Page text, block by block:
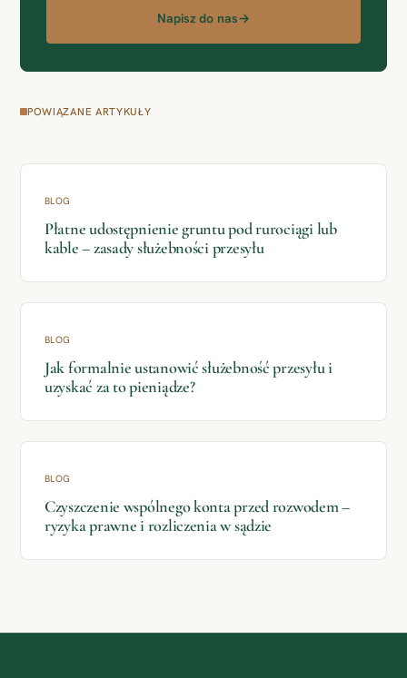
Napisz do nas→
POWIĄZANE ARTYKUŁY
BLOG
Płatne udostępnienie gruntu pod rurociągi lub
kable – zasady służebności przesyłu
BLOG
Jak formalnie ustanowić służebność przesyłu i
uzyskać za to pieniądze?
BLOG
Czyszczenie wspólnego konta przed rozwodem –
ryzyka prawne i rozliczenia w sądzie